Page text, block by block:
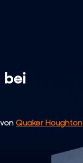
bei
Quaker Houghton